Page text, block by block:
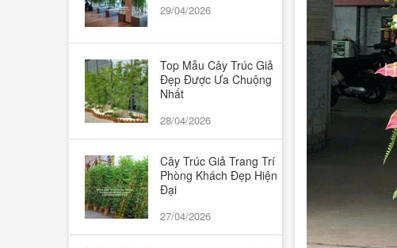
Thảm cỏ nhân tạo
Bình ngâm rượu,bình ngâm sâm
Bình thả cá, trồng cây thủy sinh, thả
Cây cảnh nhỏ
Hoa để trang trí tượng Bác, bục phát
biểu, hoa để bàn họp
29/04/2026
Top Mẫu Cây Trúc Giả
Đẹp Được Ưa Chuộng
Nhất
28/04/2026
Cây Trúc Giả Trang Trí
Phòng Khách Đẹp Hiện
Đại
27/04/2026